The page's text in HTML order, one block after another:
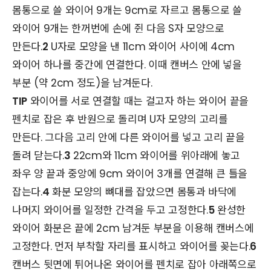
몸통으로 쓸 와이어 9개는 9cm로 자르고 몸통으로 쓸
와이어 9개는 한꺼번에 손에 쥔 다음 S자 모양으로
만든다.2 U자로 모양을 낸 11cm 와이어 사이에 4cm
와이어 하나를 중간에 연결한다. 이때 캔버스 안에 넣을
부분 (약 2cm 정도)을 남겨둔다.
TIP와이어를 서로 연결할 때는 걸고자 하는 와이어 끝을
펜치로 잡은 후 반원으로 돌리며 U자 모양의 고리를
만든다. 그다음 고리 안에 다른 와이어를 넣고 고리 끝을
돌려 닫는다.3 22cm와 11cm 와이어를 위아래에 놓고
좌우 양 끝과 중앙에 9cm 와이어 3개를 연결해 큰 틀을
잡는다.4 화분 모양의 뼈대를 잡았으면 몸통과 바닥에
나머지 와이어를 일정한 간격을 두고 고정한다.5완성한
와이어 화분은 끝에 2cm 남겨둔 부분을 이용해 캔버스에
고정한다. 먼저 부착할 자리를 표시하고 와이어를 꽂는다.6
캔버스 뒷면에 튀어나온 와이어를 펜치로 잡아 아래쪽으로